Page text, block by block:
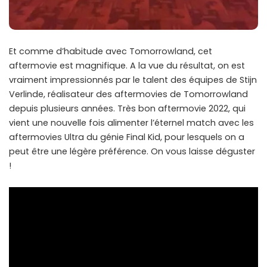
Et comme d’habitude avec Tomorrowland, cet
aftermovie est magnifique. A la vue du résultat, on est
vraiment impressionnés par le talent des équipes de Stijn
Verlinde, réalisateur des aftermovies de Tomorrowland
depuis plusieurs années. Très bon aftermovie 2022, qui
vient une nouvelle fois alimenter l’éternel match avec les
aftermovies Ultra du génie Final Kid, pour lesquels on a
peut être une légère préférence. On vous laisse déguster
!